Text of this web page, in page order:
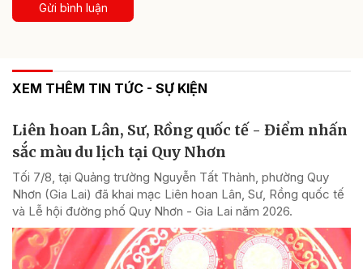
Gửi bình luận
XEM THÊM TIN TỨC - SỰ KIỆN
Liên hoan Lân, Sư, Rồng quốc tế - Điểm nhấn
sắc màu du lịch tại Quy Nhơn
Tối 7/8, tại Quảng trường Nguyễn Tất Thành, phường Quy
Nhơn (Gia Lai) đã khai mạc Liên hoan Lân, Sư, Rồng quốc tế
và Lễ hội đường phố Quy Nhơn - Gia Lai năm 2026.